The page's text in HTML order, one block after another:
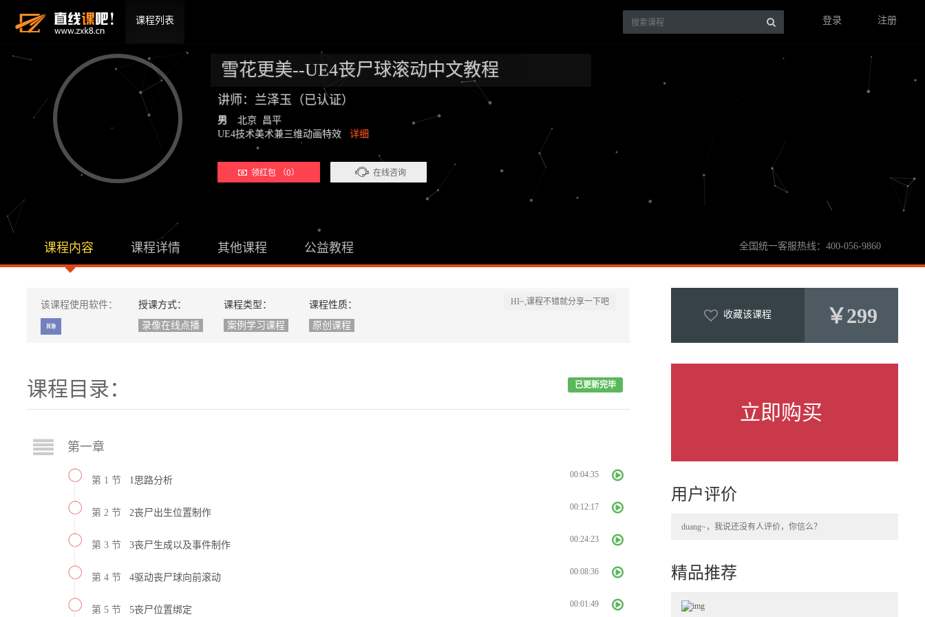
课程列表 登录 注册
雪花更美--UE4丧尸球滚动中文教程
讲师：兰泽玉（已认证）
男
北京 昌平
UE4技术美术兼三维动画特效 详细
领红包 （0） 在线咨询
课程内容 课程详情 其他课程 公益教程 全国统一客服热线：400-056-9860
HI~,课程不错就分享一下吧
该课程使用软件：
授课方式：
录像在线点播
课程类型：
案例学习课程
课程性质：
原创课程
课程目录： 已更新完毕
第一章
第 1 节 1思路分析
00:04:35
第 2 节 2丧尸出生位置制作
00:12:17
第 3 节 3丧尸生成以及事件制作
00:24:23
第 4 节 4驱动丧尸球向前滚动
00:08:36
第 5 节 5丧尸位置绑定
00:01:49
收藏该课程 ￥299
立即购买
用户评价
duang~，我说还没有人评价，你信么？
精品推荐